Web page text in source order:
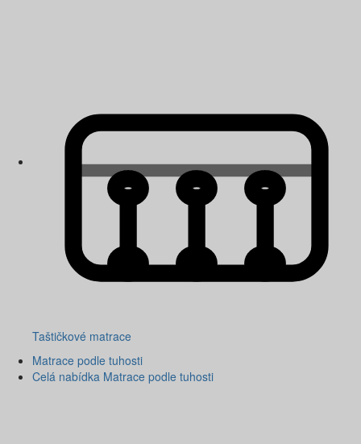
Taštičkové matrace
Matrace podle tuhosti
Celá nabídka Matrace podle tuhosti